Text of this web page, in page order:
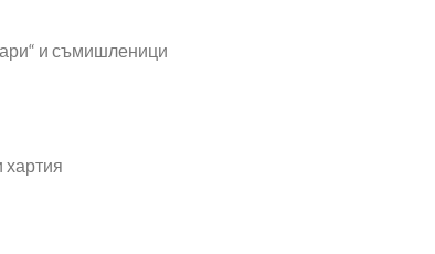
и съмишленици
хартия